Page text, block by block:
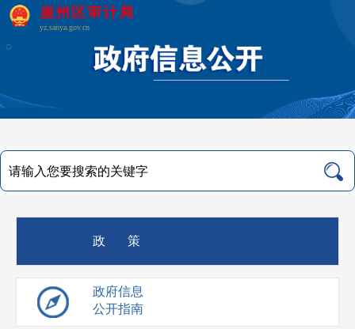
崖州区审计局
yz.sanya.gov.cn
政 策
政府信息
公开指南